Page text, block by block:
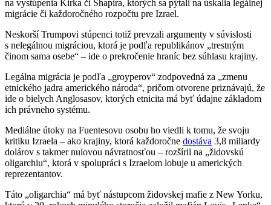
na vystúpenia Kirka či Shapira, ktorých sa pýtali na úskalia legálnej
migrácie či každoročného rozpočtu pre Izrael.
Neskorší Trumpovi stúpenci totiž prevzali argumenty v súvislosti
s nelegálnou migráciou, ktorá je podľa republikánov „trestným
činom sama osebe“ – ide o prekročenie hraníc bez súhlasu krajiny.
Legálna migrácia je podľa „groyperov“ zodpovedná za „zmenu
etnického jadra amerického národa“, pričom otvorene priznávajú, že
ide o bielych Anglosasov, ktorých etnicita má byť údajne základom
ich právneho systému.
Mediálne útoky na Fuentesovu osobu ho viedli k tomu, že svoju
kritiku Izraela – ako krajiny, ktorá každoročne dostáva 3,8 miliardy
dolárov s takmer nulovou návratnosťou – rozšíril na „židovskú
oligarchiu“, ktorá v spolupráci s Izraelom lobuje u amerických
reprezentantov.
Táto „oligarchia“ má byť nástupcom židovskej mafie z New Yorku,